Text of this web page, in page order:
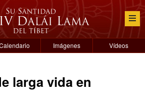
Imágenes Vídeos
larga vida en